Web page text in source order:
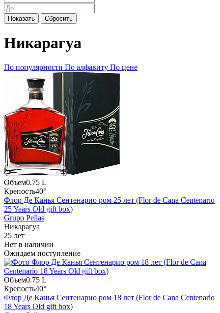
Показать Сбросить
Никарагуа
По популярности По алфавиту По цене
Объем0.75 L
Крепость40°
Флор Де Канья Сентенарио ром 25 лет (Flor de Cana Centenario
25 Years Old gift box)
Grupo Pellas
Никарагуа
25 лет
Нет в наличии
Ожидаем поступление
Объем0.75 L
Крепость40°
Флор Де Канья Сентенарио ром 18 лет (Flor de Cana Centenario
18 Years Old gift box)